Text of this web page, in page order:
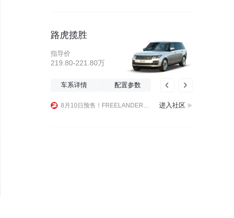
路虎揽胜
指导价
219.80-221.80万
车系详情 配置参数
进入社区